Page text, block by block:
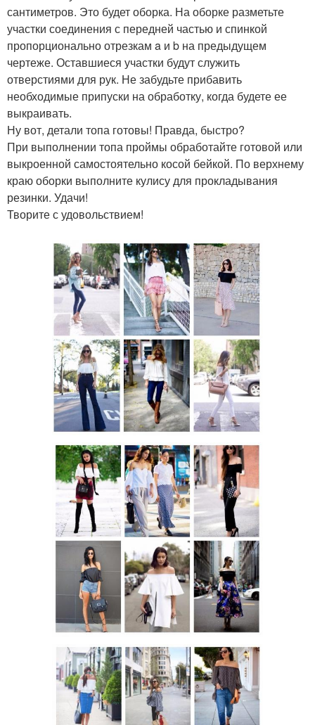
сантиметров. Это будет оборка. На оборке разметьте
участки соединения с передней частью и спинкой
пропорционально отрезкам a и b на предыдущем
чертеже. Оставшиеся участки будут служить
отверстиями для рук. Не забудьте прибавить
необходимые припуски на обработку, когда будете ее
выкраивать.
Ну вот, детали топа готовы! Правда, быстро?
При выполнении топа проймы обработайте готовой или
выкроенной самостоятельно косой бейкой. По верхнему
краю оборки выполните кулису для прокладывания
резинки. Удачи!
Творите с удовольствием!